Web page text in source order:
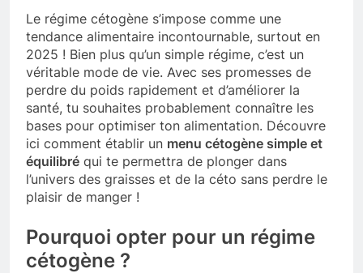
Le régime cétogène s’impose comme une
tendance alimentaire incontournable, surtout en
2025 ! Bien plus qu’un simple régime, c’est un
véritable mode de vie. Avec ses promesses de
perdre du poids rapidement et d’améliorer la
santé, tu souhaites probablement connaître les
bases pour optimiser ton alimentation. Découvre
ici comment établir un menu cétogène simple et
équilibré qui te permettra de plonger dans
l’univers des graisses et de la céto sans perdre le
plaisir de manger !
Pourquoi opter pour un régime
cétogène ?